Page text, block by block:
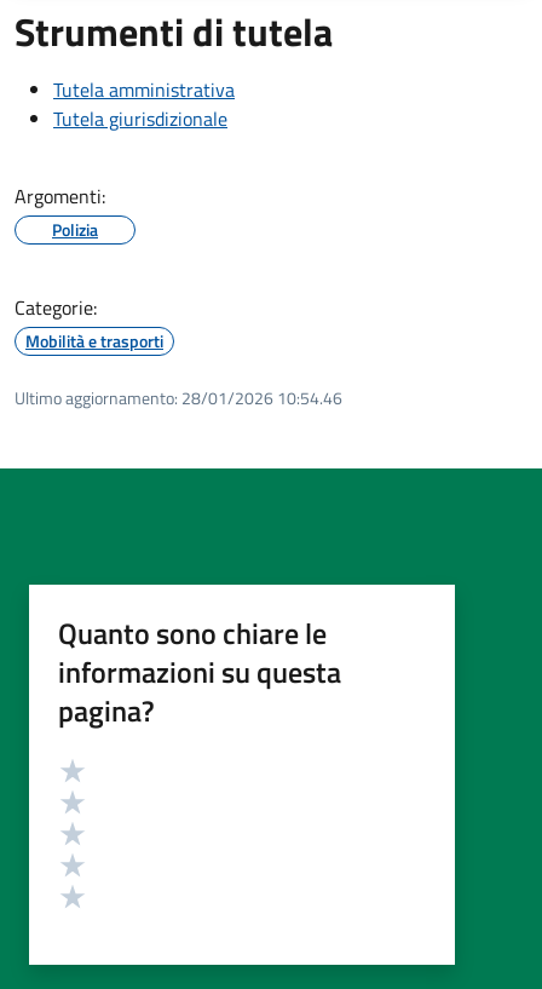
Strumenti di tutela
Tutela amministrativa
Tutela giurisdizionale
Argomenti:
Polizia
Categorie:
Mobilità e trasporti
Ultimo aggiornamento: 28/01/2026 10:54.46
Quanto sono chiare le
informazioni su questa
pagina?
Valutazione